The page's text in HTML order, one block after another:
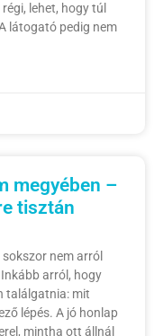
lehet, hogy túl
látogató pedig nem
megyében –
tisztán
nem arról
Inkább arról, hogy
találgatnia: mit
lépés. A jó honlap
mintha ott állnál